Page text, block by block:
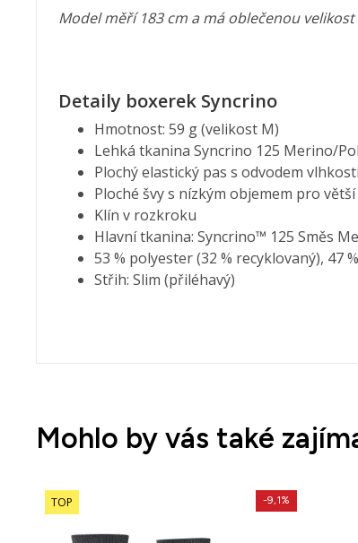
Model měří 183 cm a má oblečenou velikost
Detaily boxerek Syncrino
Hmotnost: 59 g (velikost M)
Lehká tkanina Syncrino 125 Merino/
Plochý elastický pas s odvodem vlhkosti
Ploché švy s nízkým objemem pro
Klín v rozkroku
Hlavní tkanina: Syncrino™ 125 Směs
53 % polyester (32 % recyklovaný), 47
Střih: Slim (přiléhavý)
Mohlo by vás také
TOP -9,1%